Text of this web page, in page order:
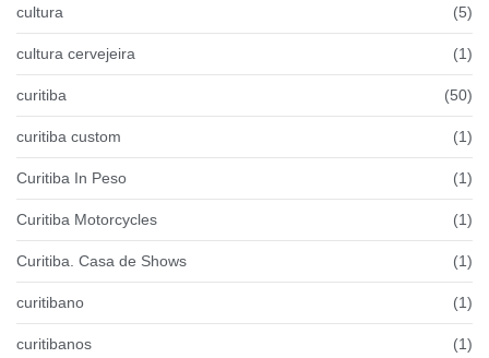
cultura (5)
cultura cervejeira (1)
curitiba (50)
curitiba custom (1)
Curitiba In Peso (1)
Curitiba Motorcycles (1)
Curitiba. Casa de Shows (1)
curitibano (1)
curitibanos (1)